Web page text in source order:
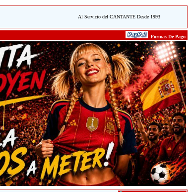
Al Servicio del CANTANTE Desde 1993
Formas De Pago